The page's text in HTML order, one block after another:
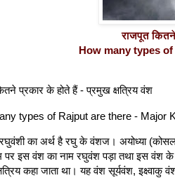
राजपूत
How many types
प्रकार के होते हैं - प्रमुख क्षत्रिय वंश
types of Rajput are there - Major
का अर्थ है रघु के वंशज। अयोध्या (कोसल
इस वंश का नाम रघुवंश पड़ा तथा इस वंश के
कहा जाता था। यह वंश सूर्यवंश,